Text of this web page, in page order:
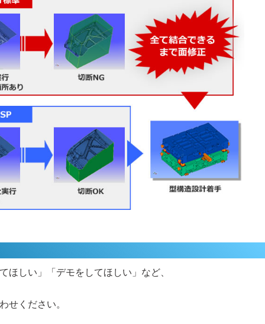
ほしい」「デモをしてほしい」など、
せください。